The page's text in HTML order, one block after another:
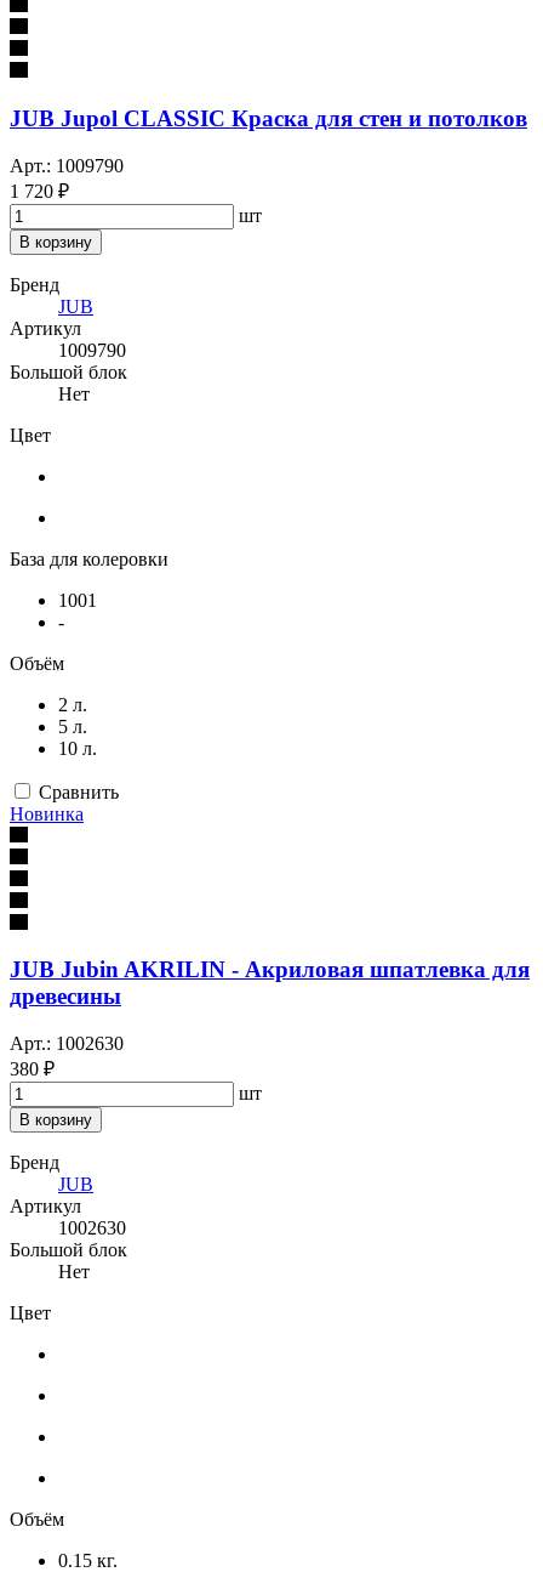
JUB Jupol CLASSIC Краска для стен и потолков
Арт.: 1009790
1 720 ₽
шт
В корзину
Бренд
JUB
Артикул
1009790
Большой блок
Нет
Цвет
База для колеровки
1001
-
Объём
2 л.
5 л.
10 л.
Сравнить
Новинка
JUB Jubin AKRILIN - Акриловая шпатлевка для
древесины
Арт.: 1002630
380 ₽
шт
В корзину
Бренд
JUB
Артикул
1002630
Большой блок
Нет
Цвет
Объём
0.15 кг.